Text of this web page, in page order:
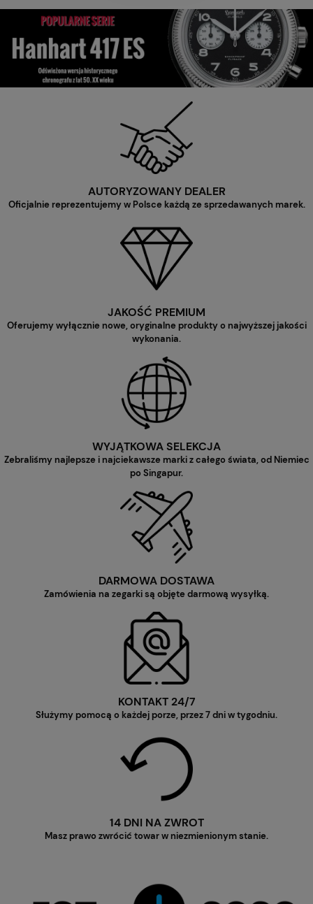
AUTORYZOWANY DEALER
Oficjalnie reprezentujemy w Polsce każdą ze sprzedawanych marek.
JAKOŚĆ PREMIUM
Oferujemy wyłącznie nowe, oryginalne produkty o najwyższej jakości
wykonania.
WYJĄTKOWA SELEKCJA
Zebraliśmy najlepsze i najciekawsze marki z całego świata, od Niemiec
po Singapur.
DARMOWA DOSTAWA
Zamówienia na zegarki są objęte darmową wysyłką.
KONTAKT 24/7
Służymy pomocą o każdej porze, przez 7 dni w tygodniu.
14 DNI NA ZWROT
Masz prawo zwrócić towar w niezmienionym stanie.